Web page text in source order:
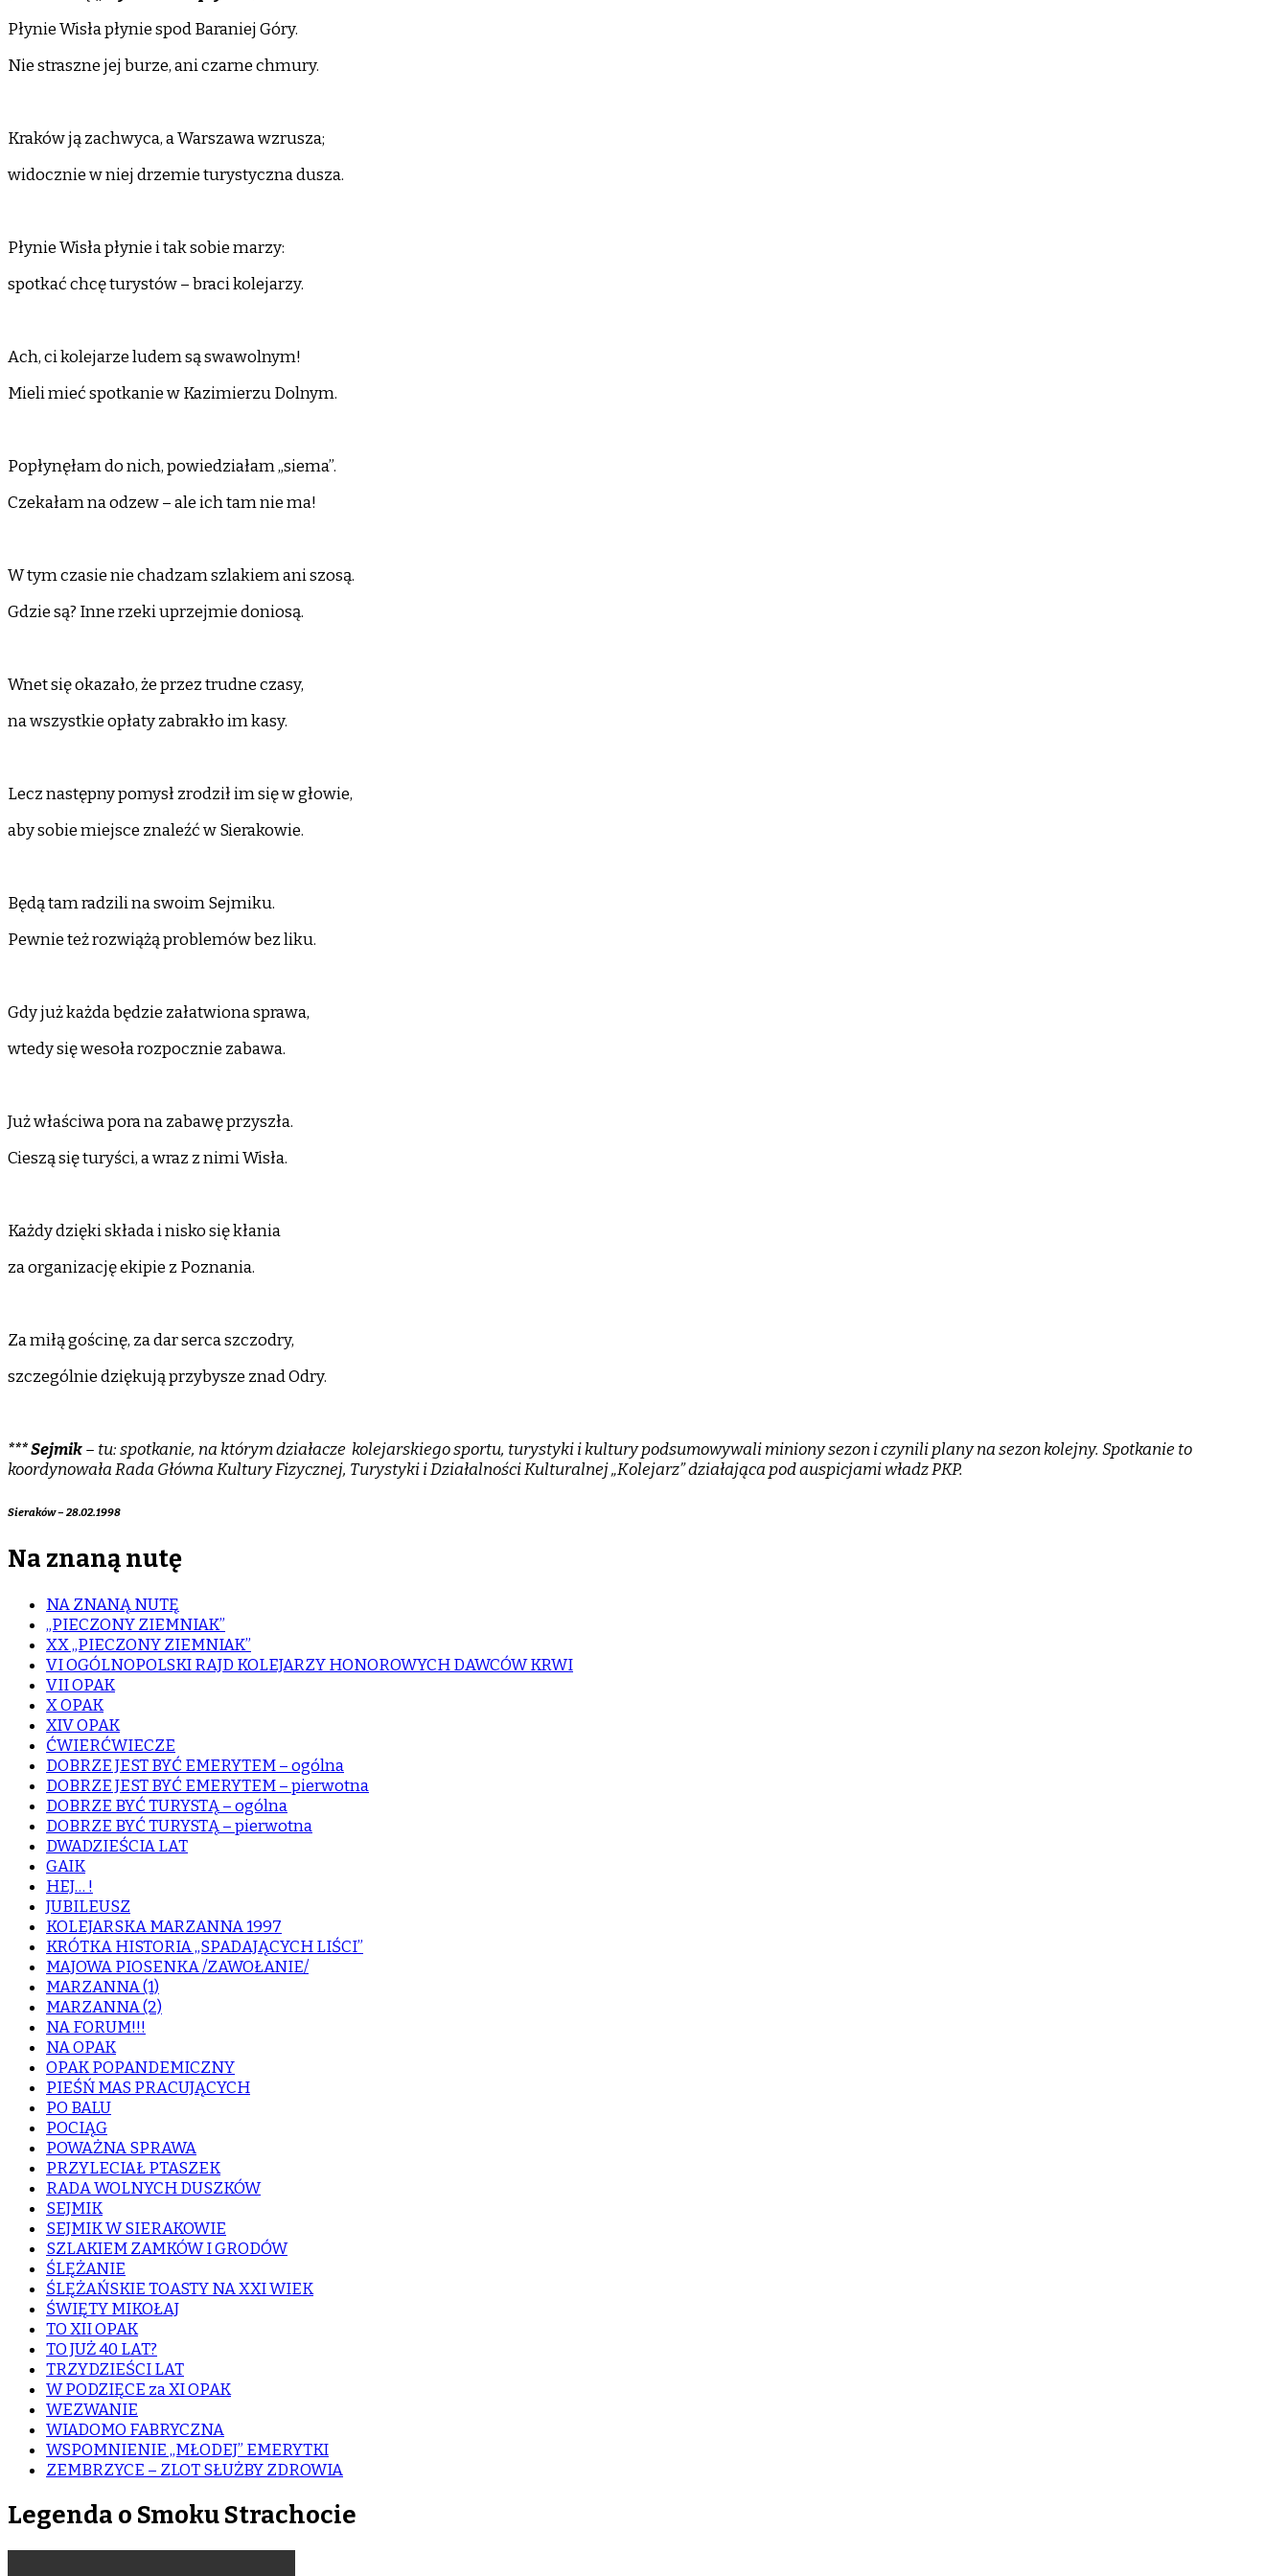
Płynie Wisła płynie spod Baraniej Góry.
Nie straszne jej burze, ani czarne chmury.
Kraków ją zachwyca, a Warszawa wzrusza;
widocznie w niej drzemie turystyczna dusza.
Płynie Wisła płynie i tak sobie marzy:
spotkać chcę turystów – braci kolejarzy.
Ach, ci kolejarze ludem są swawolnym!
Mieli mieć spotkanie w Kazimierzu Dolnym.
Popłynęłam do nich, powiedziałam „siema”.
Czekałam na odzew – ale ich tam nie ma!
W tym czasie nie chadzam szlakiem ani szosą.
Gdzie są? Inne rzeki uprzejmie doniosą.
Wnet się okazało, że przez trudne czasy,
na wszystkie opłaty zabrakło im kasy.
Lecz następny pomysł zrodził im się w głowie,
aby sobie miejsce znaleźć w Sierakowie.
Będą tam radzili na swoim Sejmiku.
Pewnie też rozwiążą problemów bez liku.
Gdy już każda będzie załatwiona sprawa,
wtedy się wesoła rozpocznie zabawa.
Już właściwa pora na zabawę przyszła.
Cieszą się turyści, a wraz z nimi Wisła.
Każdy dzięki składa i nisko się kłania
za organizację ekipie z Poznania.
Za miłą gościnę, za dar serca szczodry,
szczególnie dziękują przybysze znad Odry.
*** Sejmik– tu: spotkanie, na którym działacze kolejarskiego sportu, turystyki i kultury podsumowywali miniony sezon i czynili plany na sezon kolejny. Spotkanie to
koordynowała Rada Główna Kultury Fizycznej, Turystyki i Działalności Kulturalnej „Kolejarz” działająca pod auspicjami władz PKP.
Sieraków – 28.02.1998
Na znaną nutę
NA ZNANĄ NUTĘ
„PIECZONY ZIEMNIAK”
XX „PIECZONY ZIEMNIAK”
VI OGÓLNOPOLSKI RAJD KOLEJARZY HONOROWYCH DAWCÓW KRWI
VII OPAK
X OPAK
XIV OPAK
ĆWIERĆWIECZE
DOBRZE JEST BYĆ EMERYTEM – ogólna
DOBRZE JEST BYĆ EMERYTEM – pierwotna
DOBRZE BYĆ TURYSTĄ – ogólna
DOBRZE BYĆ TURYSTĄ – pierwotna
DWADZIEŚCIA LAT
GAIK
HEJ… !
JUBILEUSZ
KOLEJARSKA MARZANNA 1997
KRÓTKA HISTORIA „SPADAJĄCYCH LIŚCI”
MAJOWA PIOSENKA /ZAWOŁANIE/
MARZANNA (1)
MARZANNA (2)
NA FORUM!!!
NA OPAK
OPAK POPANDEMICZNY
PIEŚŃ MAS PRACUJĄCYCH
PO BALU
POCIĄG
POWAŻNA SPRAWA
PRZYLECIAŁ PTASZEK
RADA WOLNYCH DUSZKÓW
SEJMIK
SEJMIK W SIERAKOWIE
SZLAKIEM ZAMKÓW I GRODÓW
ŚLĘŻANIE
ŚLĘŻAŃSKIE TOASTY NA XXI WIEK
ŚWIĘTY MIKOŁAJ
TO XII OPAK
TO JUŻ 40 LAT?
TRZYDZIEŚCI LAT
W PODZIĘCE za XI OPAK
WEZWANIE
WIADOMO FABRYCZNA
WSPOMNIENIE „MŁODEJ” EMERYTKI
ZEMBRZYCE – ZLOT SŁUŻBY ZDROWIA
Legenda o Smoku Strachocie